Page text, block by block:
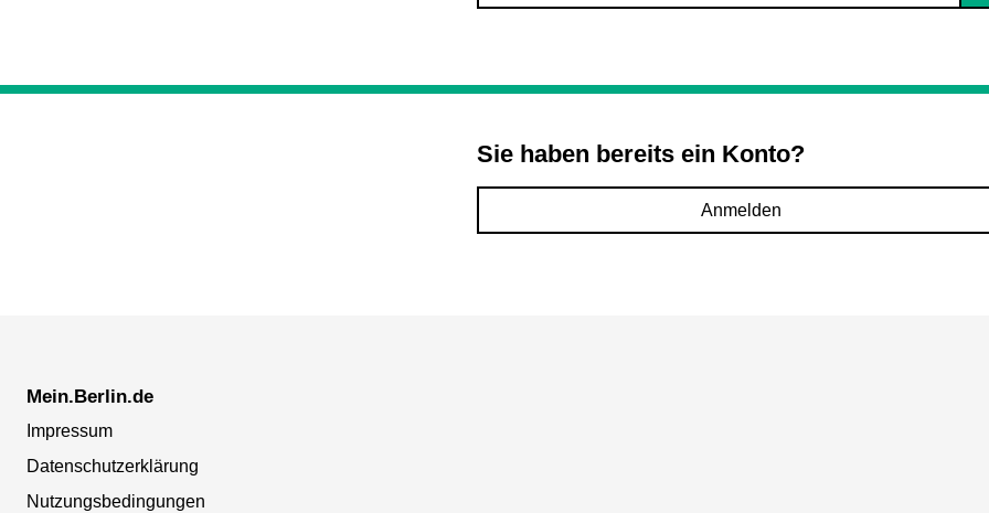
Sie haben bereits ein Konto?
Anmelden
Mein.Berlin.de
Impressum
Datenschutzerklärung
Nutzungsbedingungen